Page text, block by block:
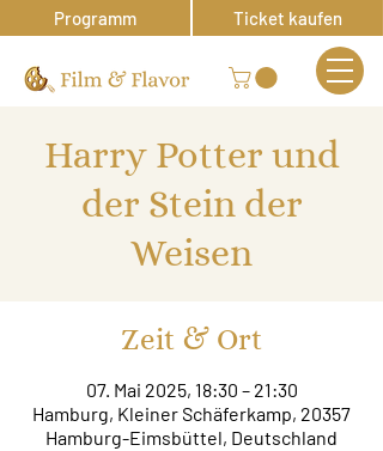
Programm Ticket kaufen
Harry Potter und
der Stein der
Weisen
Zeit & Ort
07. Mai 2025, 18:30 – 21:30
Hamburg, Kleiner Schäferkamp, 20357
Hamburg-Eimsbüttel, Deutschland